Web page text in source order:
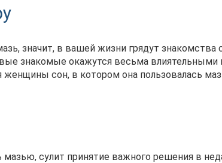
значит, в вашей жизни грядут
знакомые окажутся весьма
сон, в котором она пользовалась
мазью, сулит принятие важного решения в